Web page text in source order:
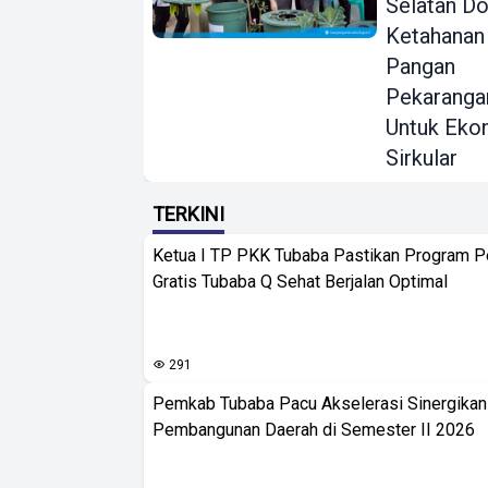
Selatan
Ketahanan
Pangan
Untuk
Sirkular
TERKINI
Ketua I TP PKK Tubaba Pastikan Program
Gratis Tubaba Q Sehat Berjalan Optimal
291
Pemkab Tubaba Pacu Akselerasi
Pembangunan Daerah di Semester II 2026